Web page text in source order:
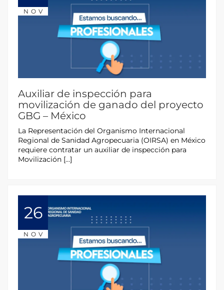
NOV
Auxiliar de inspección para
movilización de ganado del proyecto
GBG – México
La Representación del Organismo Internacional
Regional de Sanidad Agropecuaria (OIRSA) en México
requiere contratar un auxiliar de inspección para
Movilización […]
26
NOV